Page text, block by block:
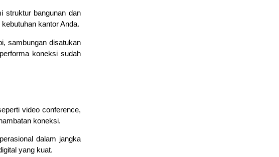
struktur bangunan dan
kantor Anda.
sambungan disatukan
koneksi sudah
video conference,
koneksi.
dalam jangka
yang kuat.